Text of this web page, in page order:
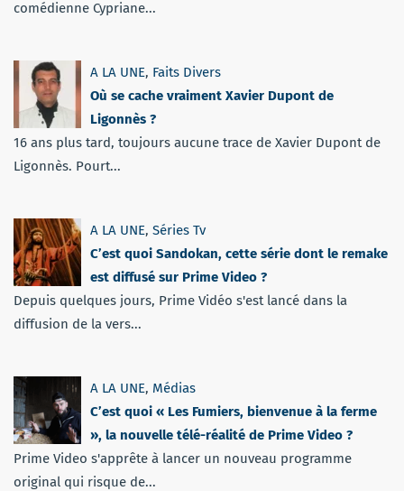
comédienne Cypriane...
A LA UNE, Faits Divers
Où se cache vraiment Xavier Dupont de
Ligonnès ?
16 ans plus tard, toujours aucune trace de Xavier Dupont de
Ligonnès. Pourt...
A LA UNE, Séries Tv
C’est quoi Sandokan, cette série dont le remake
est diffusé sur Prime Video ?
Depuis quelques jours, Prime Vidéo s'est lancé dans la
diffusion de la vers...
A LA UNE, Médias
C’est quoi « Les Fumiers, bienvenue à la ferme
», la nouvelle télé-réalité de Prime Video ?
Prime Video s'apprête à lancer un nouveau programme
original qui risque de...